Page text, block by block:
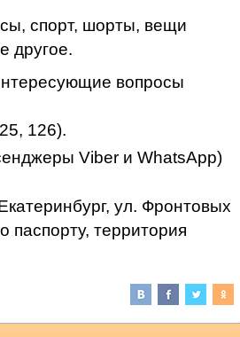
спорт, шорты, вещи
другое.
вопросы
126).
Viber и WhatsApp)
ул. Фронтовых
паспорту, территория